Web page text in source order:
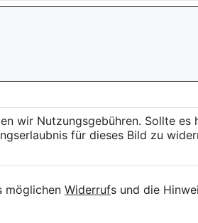
wir Nutzungsgebühren. Sollte
für dieses Bild zu
möglichen Widerrufs und die